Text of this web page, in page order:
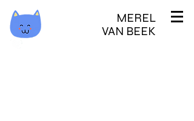
MEREL
VAN BEEK